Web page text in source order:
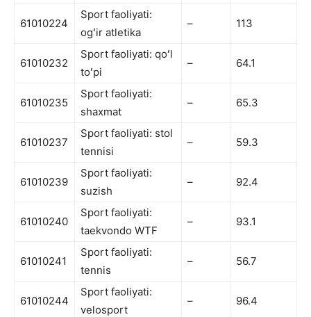
61010224
Sport faoliyati:
ogʻir atletika
– 113
61010232
Sport faoliyati: qoʻl
toʻpi
– 64.1
61010235
Sport faoliyati:
shaxmat
– 65.3
61010237
Sport faoliyati: stol
tennisi
– 59.3
61010239
Sport faoliyati:
suzish
– 92.4
61010240
Sport faoliyati:
taekvondo WTF
– 93.1
61010241
Sport faoliyati:
tennis
– 56.7
61010244
Sport faoliyati:
velosport
– 96.4